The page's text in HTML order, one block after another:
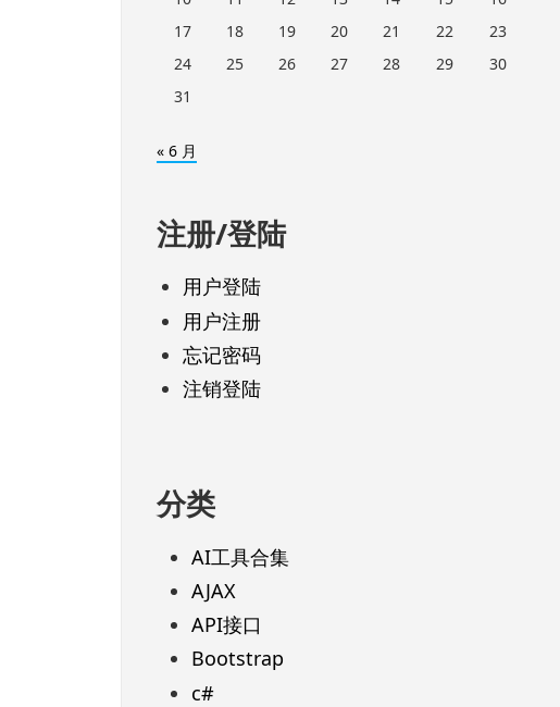
17
18 19 20 21 22
23
24
25 26 27 28 29
30
31
« 6 月
注册/登陆
用户登陆
用户注册
忘记密码
注销登陆
分类
AI工具合集
AJAX
API接口
Bootstrap
c#